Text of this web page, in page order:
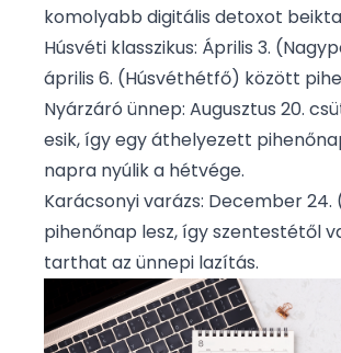
komolyabb digitális detoxot
Húsvéti klasszikus: Április 3.
április 6. (Húsvéthétfő) között
Nyárzáró ünnep: Augusztus 20.
esik, így egy áthelyezett
napra nyúlik a hétvége.
Karácsonyi varázs: December
pihenőnap lesz, így szentestétől
tarthat az ünnepi lazítás.